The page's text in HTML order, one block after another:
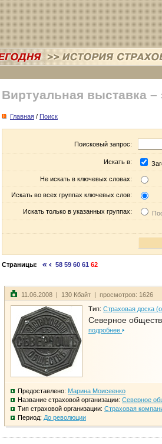
Виртуальная выставка –
Главная / Поиск
Поисковый запрос:
Искать в:
Не искать в ключевых словах:
Искать во всех группах ключевых слов:
Искать только в указанных группах:
Страницы: 58 59 60 61 62
11.06.2008 | 130 Кбайт | просмотров: 1626
Тип: Страховая доска
Северное
подробнее
Предоставлено: Марина Моисеенко
Название страховой организации: Северное
Тип страховой организации: Страховая
Период: До революции